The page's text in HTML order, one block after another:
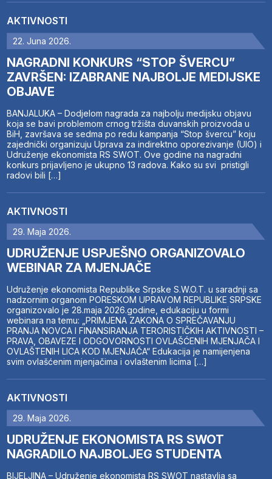
AKTIVNOSTI
22. Juna 2026.
NAGRADNI KONKURS “STOP ŠVERCU”
ZAVRŠEN: IZABRANE NAJBOLJE MEDIJSKE
OBJAVE
BANJALUKA – Dodjelom nagrada za najbolju medijsku objavu
koja se bavi problemom crnog tržišta duvanskih proizvoda u
BiH, završava se sedma po redu kampanja “Stop švercu” koju
zajednički organizuju Uprava za indirektno oporezivanje (UIO) i
Udruženje ekonomista RS SWOT. Ove godine na nagradni
konkurs prijavljeno je ukupno 13 radova. Kako su svi pristigli
radovi bili […]
AKTIVNOSTI
29. Maja 2026.
UDRUŽENJE USPJEŠNO ORGANIZOVALO
WEBINAR ZA MJENJAČE
Udruženje ekonomista Republike Srpske S.W.O.T. u saradnji sa
nadzornim organom PORESKOM UPRAVOM REPUBLIKE SRPSKE
organizovalo je 28.maja 2026.godine, edukaciju u formi
webinara na temu: „PRIMJENA ZAKONA O SPREČAVANJU
PRANJA NOVCA I FINANSIRANJA TERORISTIČKIH AKTIVNOSTI –
PRAVA, OBAVEZE I ODGOVORNOSTI OVLAŠĆENIH MJENJAČA I
OVLAŠTENIH LICA KOD MJENJAČA“ Edukacija je namijenjena
svim ovlašćenim mjenjačima i ovlaštenim licima […]
AKTIVNOSTI
29. Maja 2026.
UDRUŽENJE EKONOMISTA RS SWOT
NAGRADILO NAJBOLJEG STUDENTA
BIJELJINA – Udruženje ekonomista RS SWOT nastavlja sa